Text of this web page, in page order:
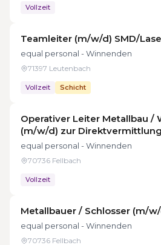
Vollzeit
Teamleiter (m/w/d) SMD/
equal personal - Winnenden
71397 Leutenbach
Vollzeit Schicht
Operativer Leiter Metallbau /
(m/w/d) zur Direktvermittlung
equal personal - Winnenden
70736 Fellbach
Vollzeit
Metallbauer / Schlosser (m/
equal personal - Winnenden
70736 Fellbach